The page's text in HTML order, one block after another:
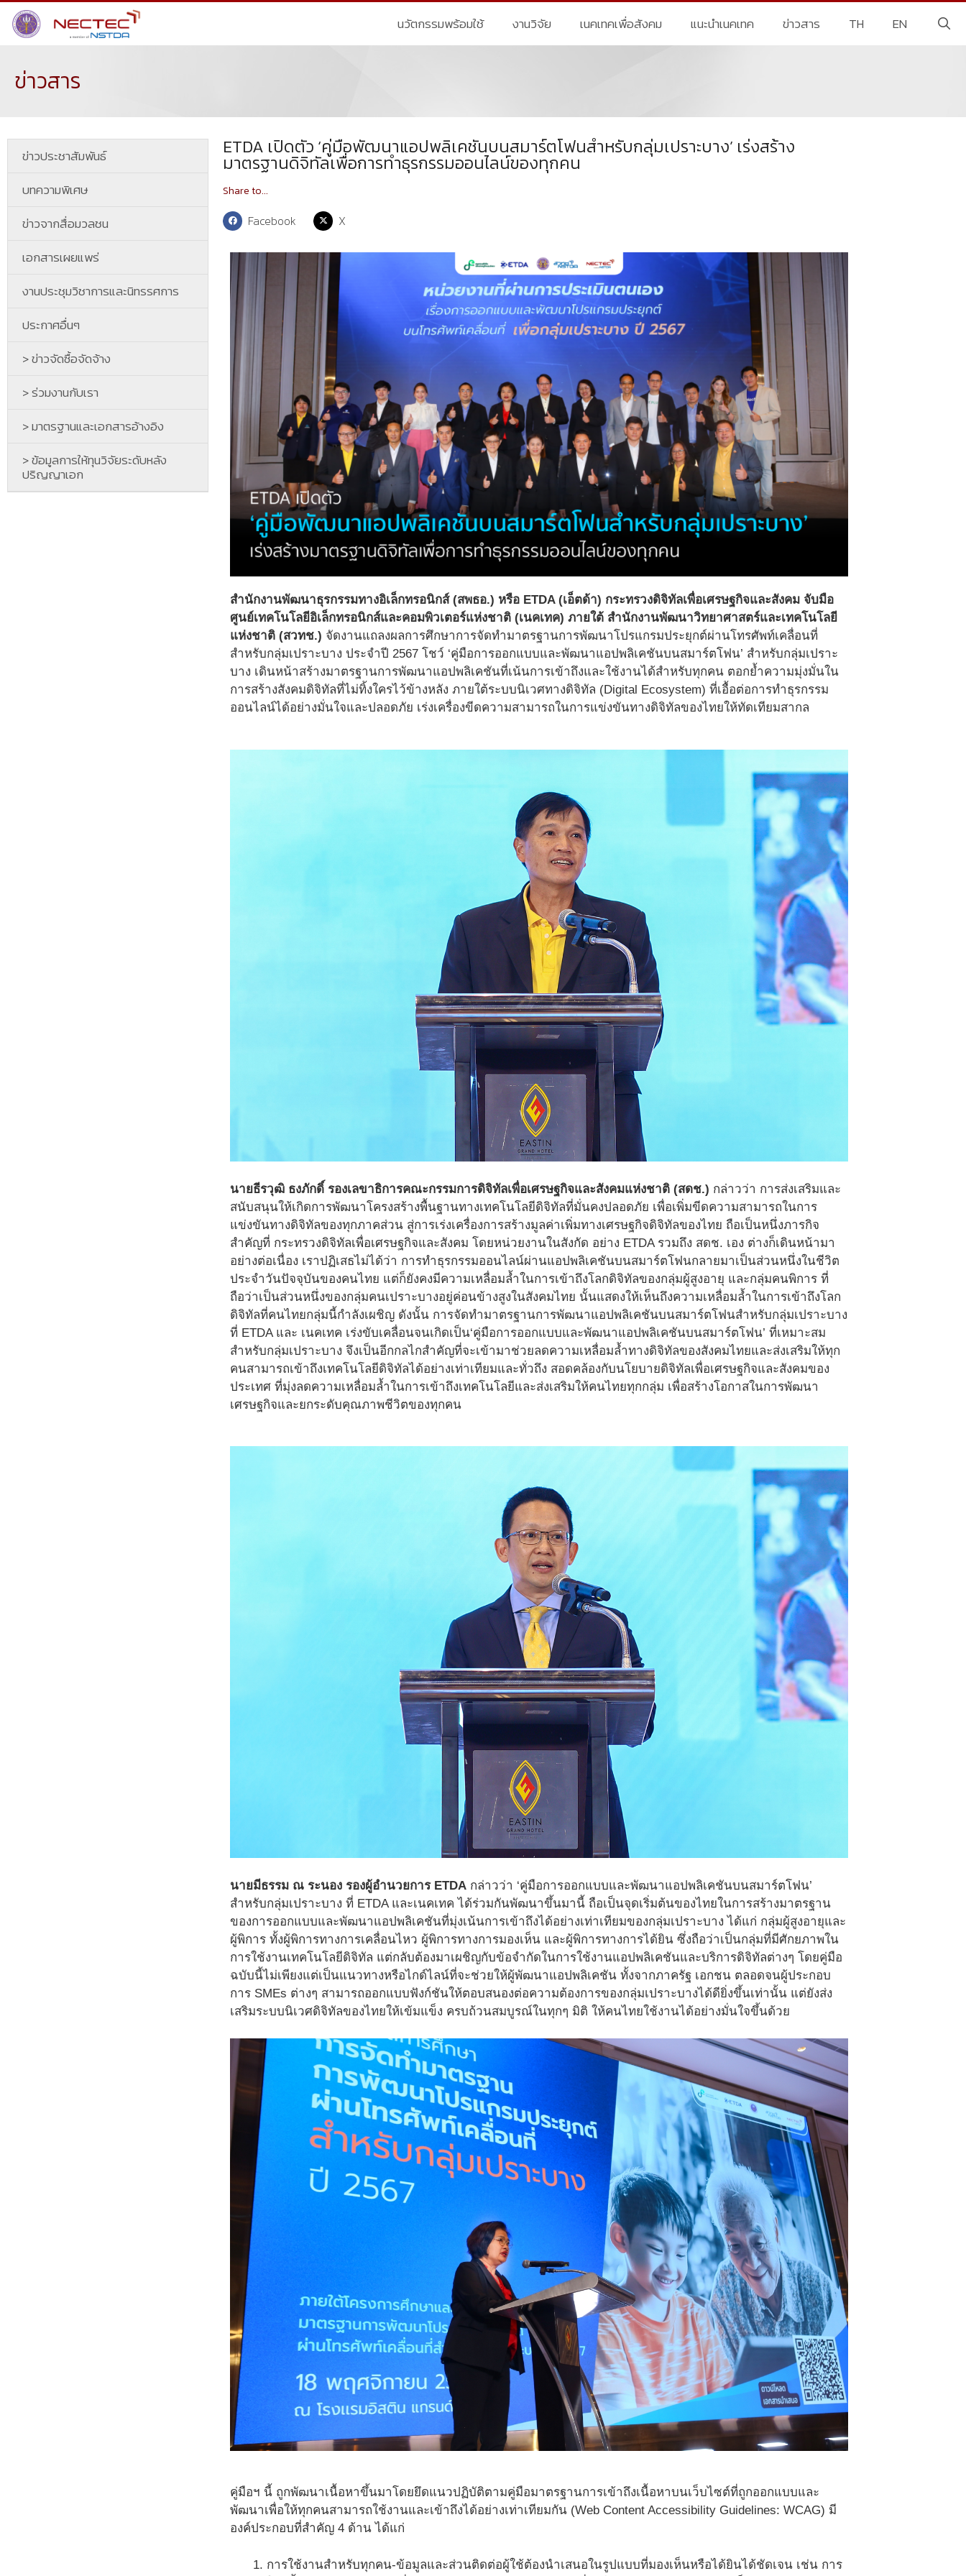
นวัตกรรมพร้อมใช้ งานวิจัย เนคเทคเพื่อสังคม แนะนำเนคเทค ข่าวสาร TH EN
ข่าวสาร
ข่าวประชาสัมพันธ์
บทความพิเศษ
ข่าวจากสื่อมวลชน
เอกสารเผยแพร่
งานประชุมวิชาการและนิทรรศการ
ประกาศอื่นๆ
> ข่าวจัดซื้อจัดจ้าง
> ร่วมงานกับเรา
> มาตรฐานและเอกสารอ้างอิง
> ข้อมูลการให้ทุนวิจัยระดับหลัง
ปริญญาเอก
ETDA เปิดตัว ‘คู่มือพัฒนาแอปพลิเคชันบนสมาร์ตโฟนสำหรับกลุ่มเปราะบาง’ เร่งสร้าง
มาตรฐานดิจิทัลเพื่อการทำธุรกรรมออนไลน์ของทุกคน
Share to...
Facebook X
สำนักงานพัฒนาธุรกรรมทางอิเล็กทรอนิกส์ (สพธอ.) หรือ ETDA (เอ็ตด้า) กระทรวงดิจิทัลเพื่อเศรษฐกิจและสังคม จับมือ
ศูนย์เทคโนโลยีอิเล็กทรอนิกส์และคอมพิวเตอร์แห่งชาติ (เนคเทค) ภายใต้ สำนักงานพัฒนาวิทยาศาสตร์และเทคโนโลยี
แห่งชาติ (สวทช.) จัดงานแถลงผลการศึกษาการจัดทำมาตรฐานการพัฒนาโปรแกรมประยุกต์ผ่านโทรศัพท์เคลื่อนที่
สำหรับกลุ่มเปราะบาง ประจำปี 2567 โชว์ ‘คู่มือการออกแบบและพัฒนาแอปพลิเคชันบนสมาร์ตโฟน’ สำหรับกลุ่มเปราะ
บาง เดินหน้าสร้างมาตรฐานการพัฒนาแอปพลิเคชันที่เน้นการเข้าถึงและใช้งานได้สำหรับทุกคน ตอกย้ำความมุ่งมั่นใน
การสร้างสังคมดิจิทัลที่ไม่ทิ้งใครไว้ข้างหลัง ภายใต้ระบบนิเวศทางดิจิทัล (Digital Ecosystem) ที่เอื้อต่อการทำธุรกรรม
ออนไลน์ได้อย่างมั่นใจและปลอดภัย เร่งเครื่องขีดความสามารถในการแข่งขันทางดิจิทัลของไทยให้ทัดเทียมสากล
นายธีรวุฒิ ธงภักดิ์ รองเลขาธิการคณะกรรมการดิจิทัลเพื่อเศรษฐกิจและสังคมแห่งชาติ (สดช.) กล่าวว่า การส่งเสริมและ
สนับสนุนให้เกิดการพัฒนาโครงสร้างพื้นฐานทางเทคโนโลยีดิจิทัลที่มั่นคงปลอดภัย เพื่อเพิ่มขีดความสามารถในการ
แข่งขันทางดิจิทัลของทุกภาคส่วน สู่การเร่งเครื่องการสร้างมูลค่าเพิ่มทางเศรษฐกิจดิจิทัลของไทย ถือเป็นหนึ่งภารกิจ
สำคัญที่ กระทรวงดิจิทัลเพื่อเศรษฐกิจและสังคม โดยหน่วยงานในสังกัด อย่าง ETDA รวมถึง สดช. เอง ต่างก็เดินหน้ามา
อย่างต่อเนื่อง เราปฏิเสธไม่ได้ว่า การทำธุรกรรมออนไลน์ผ่านแอปพลิเคชันบนสมาร์ตโฟนกลายมาเป็นส่วนหนึ่งในชีวิต
ประจำวันปัจจุบันของคนไทย แต่ก็ยังคงมีความเหลื่อมล้ำในการเข้าถึงโลกดิจิทัลของกลุ่มผู้สูงอายุ และกลุ่มคนพิการ ที่
ถือว่าเป็นส่วนหนึ่งของกลุ่มคนเปราะบางอยู่ค่อนข้างสูงในสังคมไทย นั้นแสดงให้เห็นถึงความเหลื่อมล้ำในการเข้าถึงโลก
ดิจิทัลที่คนไทยกลุ่มนี้กำลังเผชิญ ดังนั้น การจัดทำมาตรฐานการพัฒนาแอปพลิเคชันบนสมาร์ตโฟนสำหรับกลุ่มเปราะบาง
ที่ ETDA และ เนคเทค เร่งขับเคลื่อนจนเกิดเป็น‘คู่มือการออกแบบและพัฒนาแอปพลิเคชันบนสมาร์ตโฟน’ ที่เหมาะสม
สำหรับกลุ่มเปราะบาง จึงเป็นอีกกลไกสำคัญที่จะเข้ามาช่วยลดความเหลื่อมล้ำทางดิจิทัลของสังคมไทยและส่งเสริมให้ทุก
คนสามารถเข้าถึงเทคโนโลยีดิจิทัลได้อย่างเท่าเทียมและทั่วถึง สอดคล้องกับนโยบายดิจิทัลเพื่อเศรษฐกิจและสังคมของ
ประเทศ ที่มุ่งลดความเหลื่อมล้ำในการเข้าถึงเทคโนโลยีและส่งเสริมให้คนไทยทุกกลุ่ม เพื่อสร้างโอกาสในการพัฒนา
เศรษฐกิจและยกระดับคุณภาพชีวิตของทุกคน
นายมีธรรม ณ ระนอง รองผู้อำนวยการ ETDA กล่าวว่า ‘คู่มือการออกแบบและพัฒนาแอปพลิเคชันบนสมาร์ตโฟน’
สำหรับกลุ่มเปราะบาง ที่ ETDA และเนคเทค ได้ร่วมกันพัฒนาขึ้นมานี้ ถือเป็นจุดเริ่มต้นของไทยในการสร้างมาตรฐาน
ของการออกแบบและพัฒนาแอปพลิเคชันที่มุ่งเน้นการเข้าถึงได้อย่างเท่าเทียมของกลุ่มเปราะบาง ได้แก่ กลุ่มผู้สูงอายุและ
ผู้พิการ ทั้งผู้พิการทางการเคลื่อนไหว ผู้พิการทางการมองเห็น และผู้พิการทางการได้ยิน ซึ่งถือว่าเป็นกลุ่มที่มีศักยภาพใน
การใช้งานเทคโนโลยีดิจิทัล แต่กลับต้องมาเผชิญกับข้อจำกัดในการใช้งานแอปพลิเคชันและบริการดิจิทัลต่างๆ โดยคู่มือ
ฉบับนี้ไม่เพียงแต่เป็นแนวทางหรือไกด์ไลน์ที่จะช่วยให้ผู้พัฒนาแอปพลิเคชัน ทั้งจากภาครัฐ เอกชน ตลอดจนผู้ประกอบ
การ SMEs ต่างๆ สามารถออกแบบฟังก์ชันให้ตอบสนองต่อความต้องการของกลุ่มเปราะบางได้ดียิ่งขึ้นเท่านั้น แต่ยังส่ง
เสริมระบบนิเวศดิจิทัลของไทยให้เข้มแข็ง ครบถ้วนสมบูรณ์ในทุกๆ มิติ ให้คนไทยใช้งานได้อย่างมั่นใจขึ้นด้วย
คู่มือฯ นี้ ถูกพัฒนาเนื้อหาขึ้นมาโดยยึดแนวปฏิบัติตามคู่มือมาตรฐานการเข้าถึงเนื้อหาบนเว็บไซต์ที่ถูกออกแบบและ
พัฒนาเพื่อให้ทุกคนสามารถใช้งานและเข้าถึงได้อย่างเท่าเทียมกัน (Web Content Accessibility Guidelines: WCAG) มี
องค์ประกอบที่สำคัญ 4 ด้าน ได้แก่
การใช้งานสำหรับทุกคน-ข้อมูลและส่วนติดต่อผู้ใช้ต้องนำเสนอในรูปแบบที่มองเห็นหรือได้ยินได้ชัดเจน เช่น การ